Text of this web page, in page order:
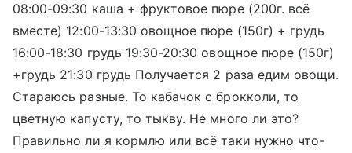
08:00-09:30 каша + фруктовое пюре (200г. всё
вместе) 12:00-13:30 овощное пюре (150г) + грудь
16:00-18:30 грудь 19:30-20:30 овощное пюре (150г)
+грудь 21:30 грудь Получается 2 раза едим овощи.
Стараюсь разные. То кабачок с брокколи, то
цветную капусту, то тыкву. Не много ли это?
Правильно ли я кормлю или всё таки нужно что-